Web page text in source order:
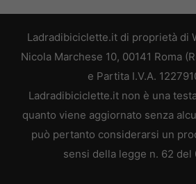
Ladradibiciclette.it di proprietà di
Nicola Marchese 10, 00141 Roma
e Partita I.V.A.
Ladradibiciclette.it non è una
quanto viene aggiornato senza
può pertanto considerarsi un
sensi della legge n. 62 del